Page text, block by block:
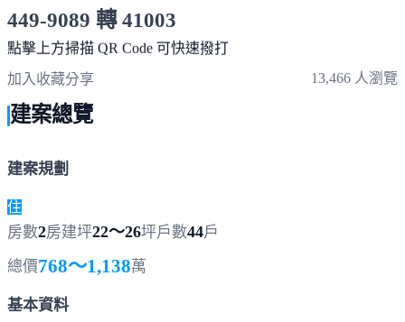
449-9089 轉 41003
服務時間 10:00～19:00
加入收藏分享 13,466 人瀏覽
建案總覽
建案規劃
住
房數2房建坪22～26坪戶數44戶
總價768～1,138萬
基本資料